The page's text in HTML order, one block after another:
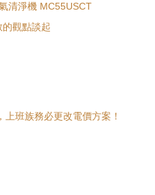
清淨機 MC55USCT
觀點談起
班族務必更改電價方案！